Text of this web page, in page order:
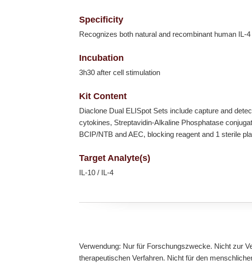
Specificity
Recognizes both natural and recombinant human IL-
Incubation
3h30 after cell stimulation
Kit Content
Diaclone Dual ELISpot Sets include capture and
cytokines, Streptavidin-Alkaline Phosphatase
BCIP/NTB and AEC, blocking reagent and 1 sterile
Target Analyte(s)
IL-10 / IL-4
Verwendung: Nur für Forschungszwecke. Nicht zur
therapeutischen Verfahren. Nicht für den